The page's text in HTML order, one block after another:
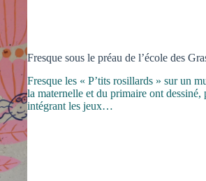
Fresque sous le préau de l’école des
Fresque les « P’tits rosillards » sur un
la maternelle et du primaire ont dessiné,
intégrant les jeux…